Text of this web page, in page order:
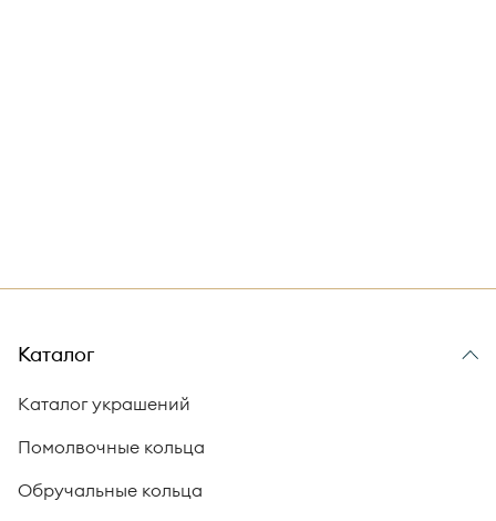
Каталог
Каталог украшений
Помолвочные кольца
Обручальные кольца